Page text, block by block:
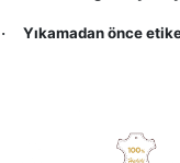
· Yıkamadan önce